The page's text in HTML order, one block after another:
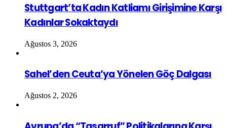
Stuttgart’ta Kadın Katliamı Girişimine Karşı
Kadınlar Sokaktaydı
Ağustos 3, 2026
Sahel’den Ceuta’ya Yönelen Göç Dalgası
Ağustos 2, 2026